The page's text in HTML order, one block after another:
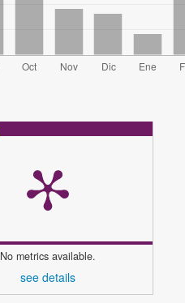
No metrics available.
see details